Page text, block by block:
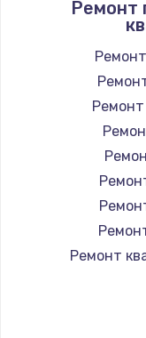
Ремонт
Ремонт
Ремонт